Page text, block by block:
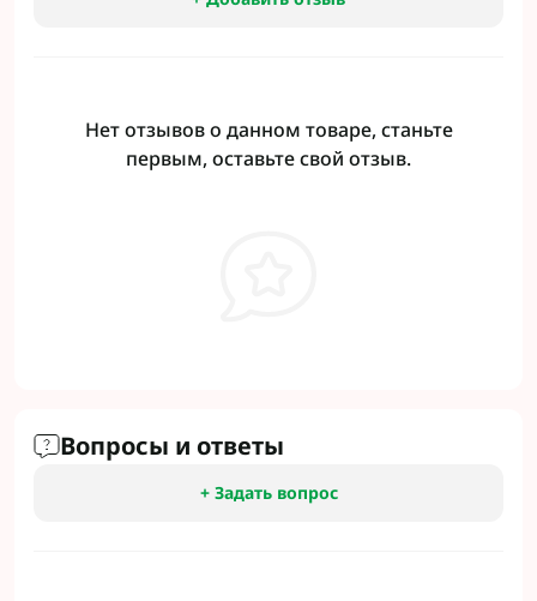
Нет отзывов о данном товаре, станьте
первым, оставьте свой отзыв.
Вопросы и ответы
+ Задать вопрос